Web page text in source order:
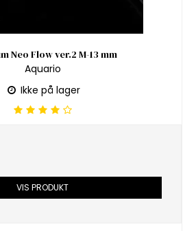
Neo Flow ver.2 M-13 mm
Aquario
Ikke på lager
VIS PRODUKT